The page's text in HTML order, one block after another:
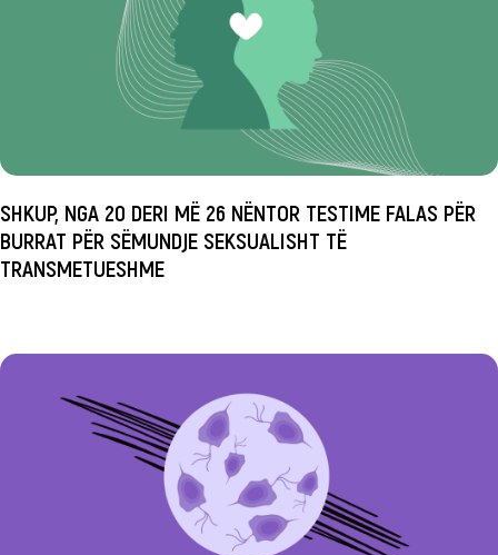
SHKUP, NGA 20 DERI MË 26 NËNTOR TESTIME FALAS PËR
BURRAT PËR SËMUNDJE SEKSUALISHT TË
TRANSMETUESHME